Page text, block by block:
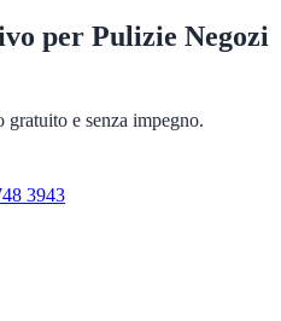
per Pulizie Negozi
e senza impegno.
3943